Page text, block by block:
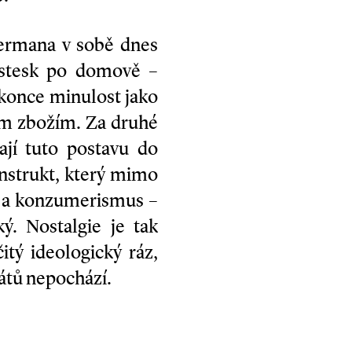
v sobě dnes
po domově –
minulost jako
zbožím. Za druhé
tuto postavu do
který mimo
konzumerismus –
Nostalgie je tak
ideologický ráz,
nepochází.